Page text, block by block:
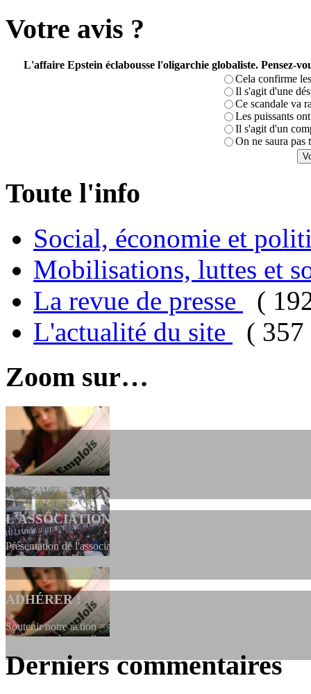
Votre avis ?
L'affaire Epstein éclabousse l'oligarchie globaliste. Pensez-
Cela confirme
Il s'agit d'une
Ce scandale va
Les puissants
Il s'agit d'un
On ne saura pas
Toute l'info
Social, économie et
Mobilisations, luttes et
La revue de presse
(
L'actualité du site
( 357
Zoom sur…
L'ASSOCIATION
Présentation de l'association et de sa charte qui encadre nos actions
ADHÉRER !
Soutenir notre action ==> Si vous souhaitez adhérer à
dessous, en le remplissant et en...
Derniers commentaires